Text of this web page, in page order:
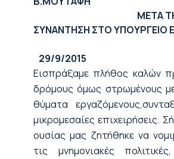
ΜΕΤΑ
ΣΥΝΑΝΤΗΣΗ ΣΤΟ ΥΠΟΥΡΓΕΙΟ
29/9/2015
Εισπράξαμε πλήθος καλών
δρόμους όμως στρωμένους
θύματα
μικρομεσαίες επιχειρήσεις.
ουσίας μας ζητήθηκε να
τις μνημονιακές